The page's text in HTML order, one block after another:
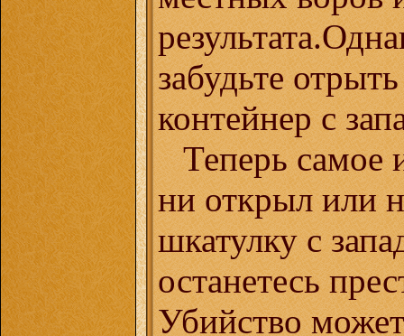
забудьте
контейнер с
Теперь самое
ни открыл или
шкатулку с
останетесь
Убийство